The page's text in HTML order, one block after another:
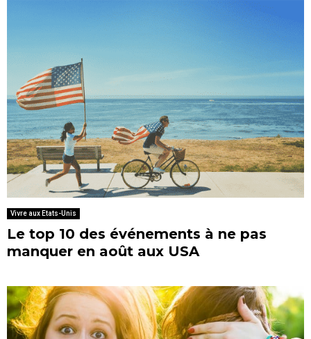
Vivre aux Etats-Unis
Le top 10 des événements à ne pas
manquer en août aux USA